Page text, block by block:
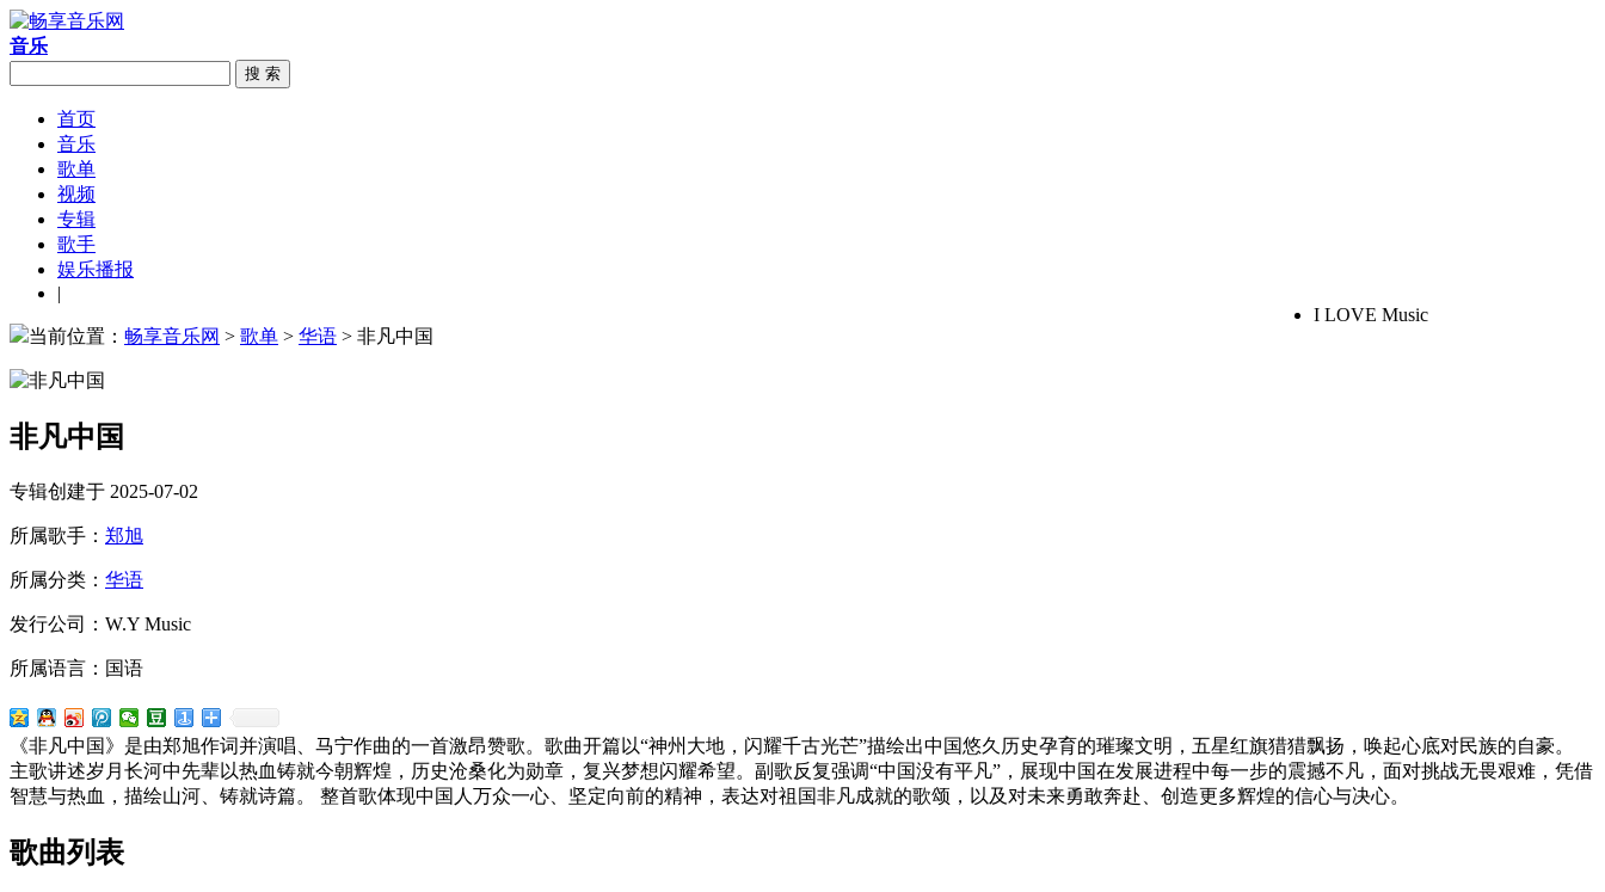
音乐
搜 索
首页
音乐
歌单
视频
专辑
歌手
娱乐播报
|
I LOVE Music
当前位置： 畅享音乐网 > 歌单 > 华语 > 非凡中国
非凡中国
专辑创建于 2025-07-02
所属歌手： 郑旭
所属分类： 华语
发行公司：W.Y Music
所属语言：国语
《非凡中国》是由郑旭作词并演唱、马宁作曲的一首激昂赞歌。歌曲开篇以“神州大地，闪耀千古光芒”描绘出中国悠久历史孕育的璀璨文明，五星红旗猎猎飘扬，唤起心底对民族的自豪。
主歌讲述岁月长河中先辈以热血铸就今朝辉煌，历史沧桑化为勋章，复兴梦想闪耀希望。副歌反复强调“中国没有平凡”，展现中国在发展进程中每一步的震撼不凡，面对挑战无畏艰难，凭借
智慧与热血，描绘山河、铸就诗篇。 整首歌体现中国人万众一心、坚定向前的精神，表达对祖国非凡成就的歌颂，以及对未来勇敢奔赴、创造更多辉煌的信心与决心。
歌曲列表